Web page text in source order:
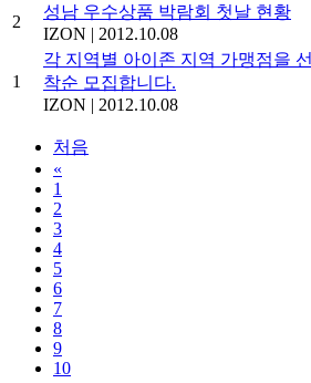
2
성남 우수상품 박람회 첫날 현황
IZON | 2012.10.08
1
각 지역별 아이존 지역 가맹점을 선
착순 모집합니다.
IZON | 2012.10.08
처음
«
1
2
3
4
5
6
7
8
9
10